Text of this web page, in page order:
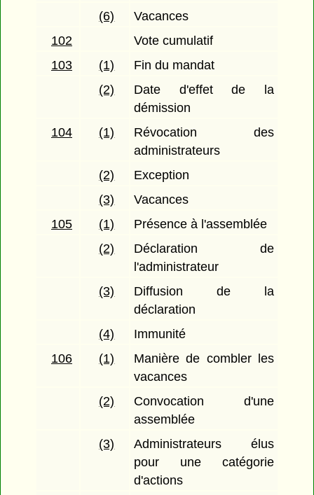
(6)
Vacances
102
Vote cumulatif
103
(1)
Fin du mandat
(2)
Date d'effet de la
démission
104
(1)
Révocation des
administrateurs
(2)
Exception
(3)
Vacances
105
(1)
Présence à l'assemblée
(2)
Déclaration de
l'administrateur
(3)
Diffusion de la
déclaration
(4)
Immunité
106
(1)
Manière de combler les
vacances
(2)
Convocation d'une
assemblée
(3)
Administrateurs élus
pour une catégorie
d'actions